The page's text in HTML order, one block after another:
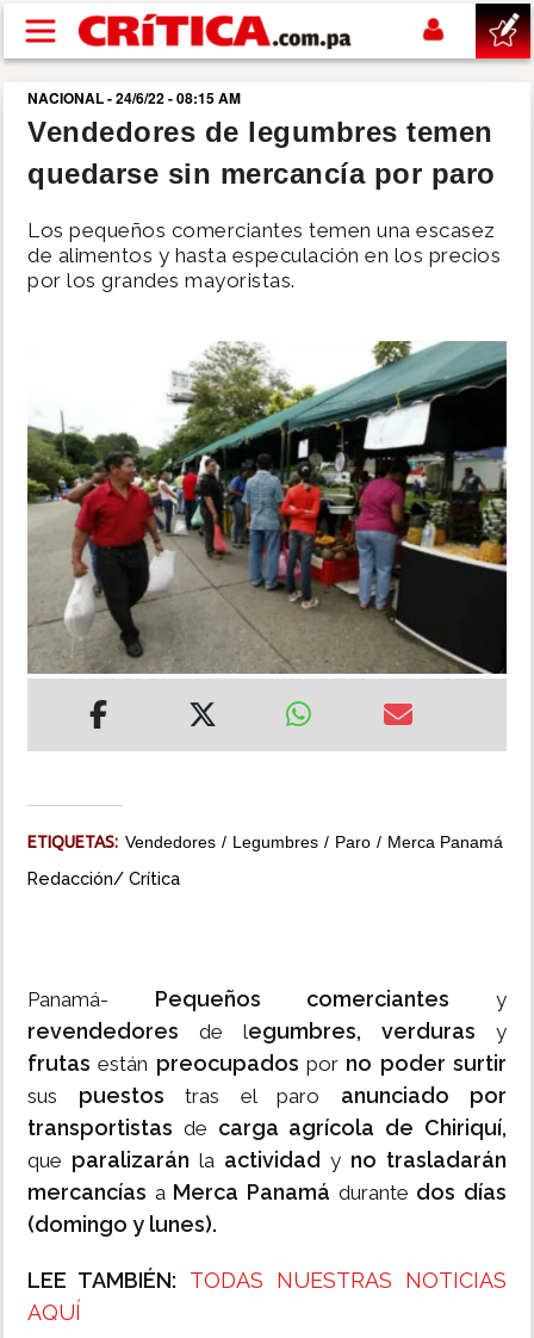
Pasar al contenido principal
buscar
SUCESOS
NACIONAL
DEPORTES
MUNDO
INSÓLITAS
MULTIMEDIA
IMPRESO
NACIONAL - 24/6/22 - 08:15 AM
Vendedores de legumbres temen
quedarse sin mercancía por paro
Los pequeños comerciantes temen una escasez
de alimentos y hasta especulación en los precios
por los grandes mayoristas.
ETIQUETAS: Vendedores Legumbres Paro Merca Panamá
Redacción/ Crítica
Panamá- Pequeños comerciantes y
revendedores de legumbres, verduras y
frutas están preocupados por no poder surtir
sus puestos tras el paro anunciado por
transportistas de carga agrícola de Chiriquí,
que paralizarán la actividad y no trasladarán
mercancías a Merca Panamá durante dos días
(domingo y lunes).
LEE TAMBIÉN: TODAS NUESTRAS NOTICIAS
AQUÍ